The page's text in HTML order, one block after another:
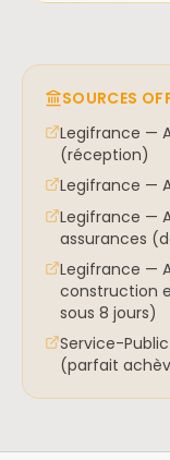
SOURCES
Legifrance —
(réception)
Legifrance —
Legifrance —
assurances
Legifrance —
construction
sous 8 jours)
Service-
(parfait